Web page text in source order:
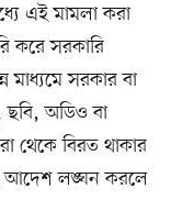
এই মামলা করা
করে সরকারি
মাধ্যমে সরকার বা
ছবি, অডিও বা
থেকে বিরত থাকার
আদেশ লঙ্ঘন করলে